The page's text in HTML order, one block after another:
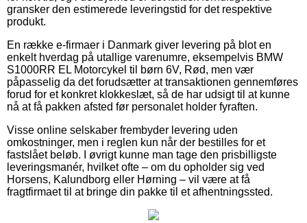
gransker den estimerede leveringstid for det respektive
produkt.
En række e-firmaer i Danmark giver levering på blot en
enkelt hverdag på utallige varenumre, eksempelvis BMW
S1000RR EL Motorcykel til børn 6V, Rød, men vær
påpasselig da det forudsætter at transaktionen gennemføres
forud for et konkret klokkeslæt, så de har udsigt til at kunne
nå at få pakken afsted før personalet holder fyraften.
Visse online selskaber frembyder levering uden
omkostninger, men i reglen kun når der bestilles for et
fastslået beløb. I øvrigt kunne man tage den prisbilligste
leveringsmanér, hvilket ofte – om du opholder sig ved
Horsens, Kalundborg eller Hørning – vil være at få
fragtfirmaet til at bringe din pakke til et afhentningssted.